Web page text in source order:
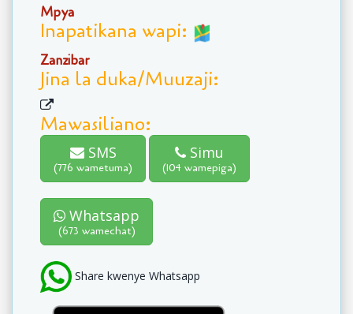
Mpya
Inapatikana wapi:
Zanzibar
Jina la duka/Muuzaji:
Mawasiliano:
SMS
(776 wametuma)
Simu
(104 wamepiga)
Whatsapp
(673 wamechat)
Share kwenye Whatsapp